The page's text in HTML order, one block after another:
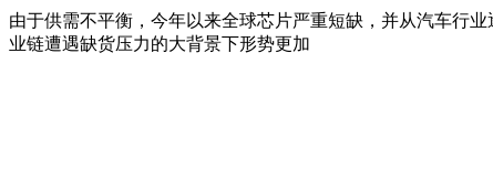
由于供需不平衡，今年以来全球芯片严重短缺，并从汽车行
业链遭遇缺货压力的大背景下形势更加